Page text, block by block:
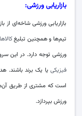
بازاریابی ورزشی:
بازاریابی ورزشی شاخه‌ای از
تیم‌ها و همچنین تبلیغکالاها
ورزشی توجه دارد. در این
فیزیکی یا یک برند باشند.
است که مشتری از طریق
ورزش بپردازد.